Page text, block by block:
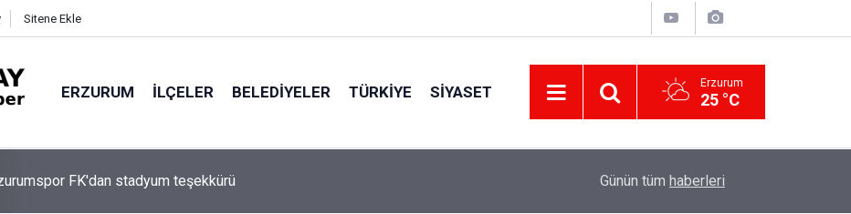
Sitene Ekle
ERZURUM İLÇELER BELEDIYELER TÜRKIYE SIYASET Erzurum
25 °C
Katıldı
hazırlanacak
Günün tüm haberleri